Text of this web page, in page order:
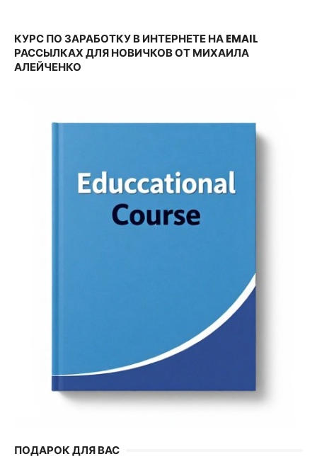
КУРС ПО ЗАРАБОТКУ В ИНТЕРНЕТЕ НА EMAIL
РАССЫЛКАХ ДЛЯ НОВИЧКОВ ОТ МИХАИЛА
АЛЕЙЧЕНКО
ПОДАРОК ДЛЯ ВАС